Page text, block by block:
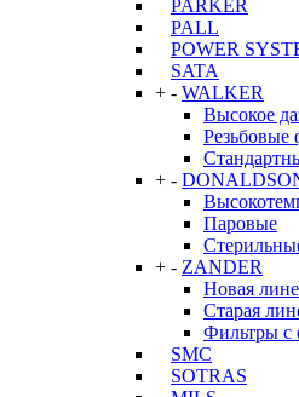
PARKER
PALL
POWER
SATA
+ - WALKER
Высокое
Резьбовые
+ -
Паровые
+ - ZANDER
Новая
Старая
Фильтры с
SMC
SOTRAS